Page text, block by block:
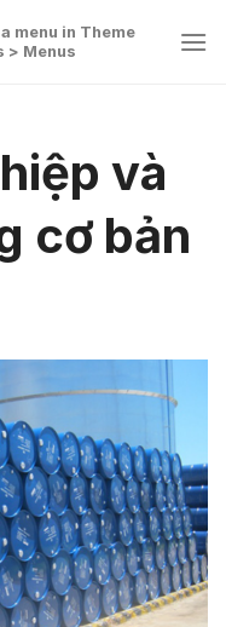
menu in Theme
> Menus
và
cơ bản